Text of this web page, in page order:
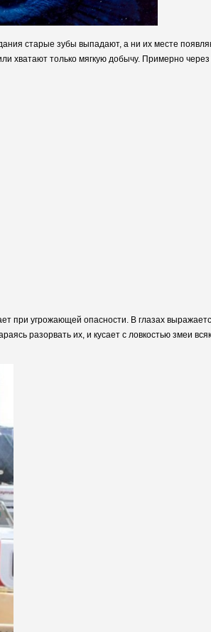
старые зубы выпадают, а ни их месте
хватают только мягкую добычу. Примерно
при угрожающей опасности. В глазах
разорвать их, и кусает с ловкостью змеи